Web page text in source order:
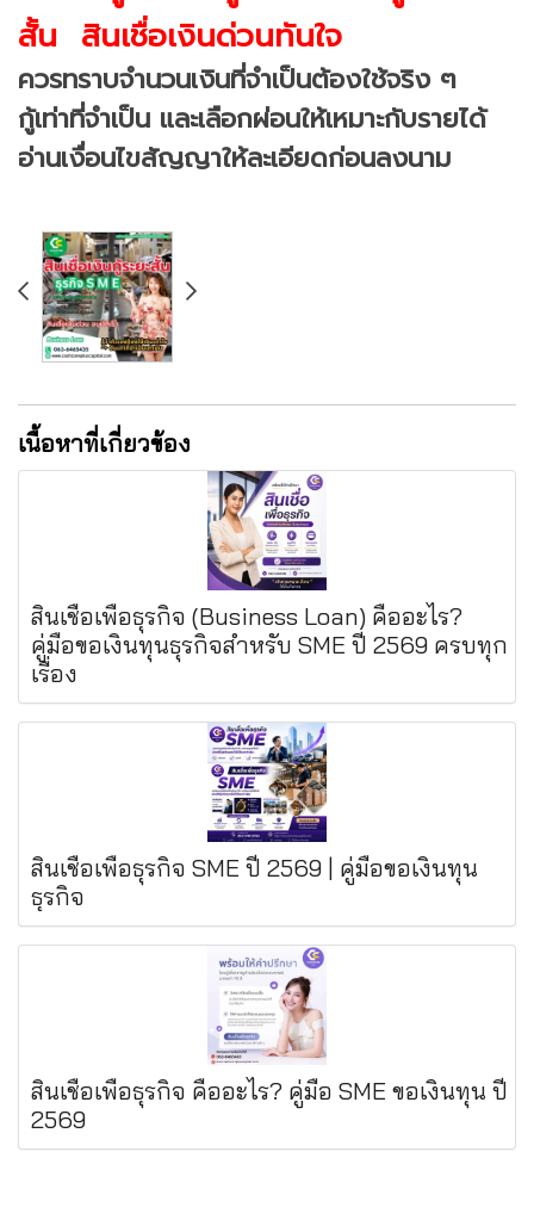
สั้น สินเชื่อเงินด่วนทันใจ
ควรทราบจำนวนเงินที่จำเป็นต้องใช้จริง ๆ
กู้เท่าที่จำเป็น และเลือกผ่อนให้เหมาะกับรายได้
อ่านเงื่อนไขสัญญาให้ละเอียดก่อนลงนาม
เนื้อหาที่เกี่ยวข้อง
สินเชื่อเพื่อธุรกิจ (Business Loan) คืออะไร?
คู่มือขอเงินทุนธุรกิจสำหรับ SME ปี 2569 ครบทุก
เรื่อง
สินเชื่อเพื่อธุรกิจ SME ปี 2569 | คู่มือขอเงินทุน
ธุรกิจ
สินเชื่อเพื่อธุรกิจ คืออะไร? คู่มือ SME ขอเงินทุน ปี
2569